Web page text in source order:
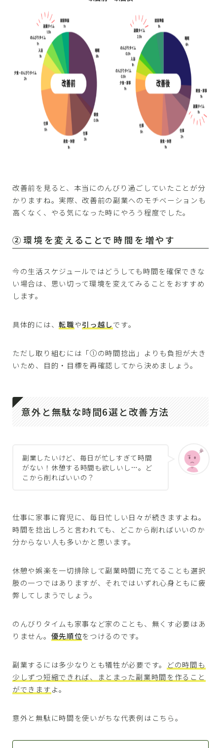
改善前を見ると、本当にのんびり過ごしていたことが分
かりますね。実際、改善前の副業へのモチベーションも
高くなく、やる気になった時にやろう程度でした。
②環境を変えることで時間を増やす
今の生活スケジュールではどうしても時間を確保できな
い場合は、思い切って環境を変えてみることをおすすめ
します。
具体的には、転職や引っ越しです。
ただし取り組むには「①の時間捻出」よりも負担が大き
いため、目的・目標を再確認してから決めましょう。
意外と無駄な時間6選と改善方法
副業したいけど、毎日が忙しすぎて時間
がない！休憩する時間も欲しいし…。ど
こから削ればいいの？
仕事に家事に育児に、毎日忙しい日々が続きますよね。
時間を捻出しろと言われても、どこから削ればいいのか
分からない人も多いかと思います。
休憩や娯楽を一切排除して副業時間に充てることも選択
肢の一つではありますが、それではいずれ心身ともに疲
弊してしまうでしょう。
のんびりタイムも家事など家のことも、無くす必要はあ
りません。 優先順位をつけるのです。
副業するには多少なりとも犠牲が必要です。
どの時間も
少しずつ短縮できれば、まとまった副業時間を作ること
ができますよ。
意外と無駄に時間を使いがちな代表例はこちら。